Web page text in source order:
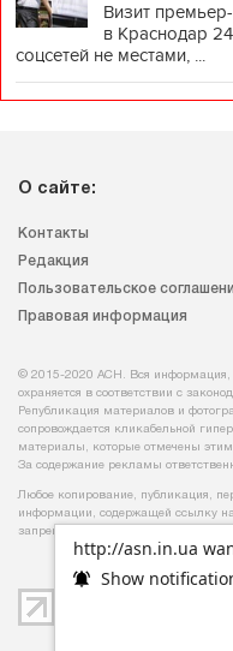
http://asn.in.ua
Show
Визит
в Краснодар
соцсетей не местами, ...
О сайте:
Контакты
Редакция
Пользовательское
Правовая информация
© 2015-2020 АСН. Вся информация,
охраняется в соответствии с
Републикация материалов и
сопровождается кликабельной
материалы, которые отмечены
За содержание рекламы
Любое копирование, публикация,
информации, содержащей ссылку
запрещается.